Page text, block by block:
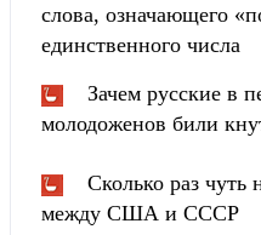
слова, означающего
единственного числа
Зачем русские в
молодоженов били
Сколько раз чуть
между США и СССР